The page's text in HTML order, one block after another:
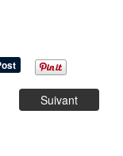
Suivant